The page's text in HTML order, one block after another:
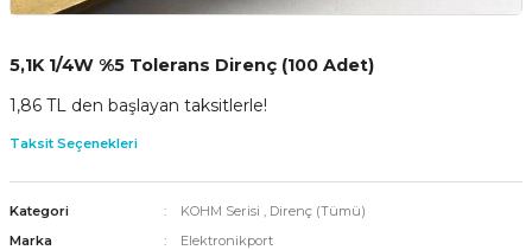
5,1K 1/4W %5 Tolerans Direnç (100 Adet)
1,86 TL den başlayan taksitlerle!
Taksit Seçenekleri
Kategori KOHM Serisi , Direnç (Tümü)
Marka
Elektronikport